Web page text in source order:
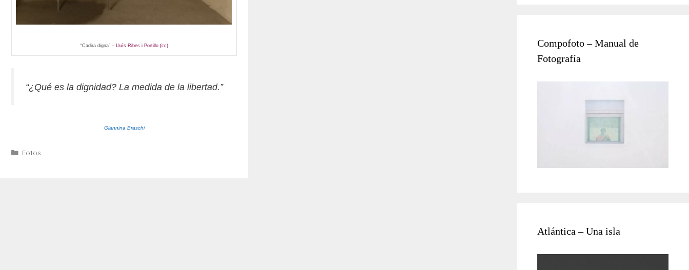
“Cadira digna” – Lluís Ribes i Portillo (cc)
“¿Qué es la dignidad? La medida de la libertad.”
Giannina Braschi
Categories
Fotos
Compofoto – Manual de
Fotografía
Atlántica – Una isla